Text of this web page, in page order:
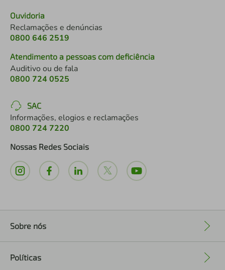
Ouvidoria
Reclamações e denúncias
0800 646 2519
Atendimento a pessoas com deficiência
Auditivo ou de fala
0800 724 0525
SAC
Informações, elogios e reclamações
0800 724 7220
Nossas Redes Sociais
Sobre nós
Políticas